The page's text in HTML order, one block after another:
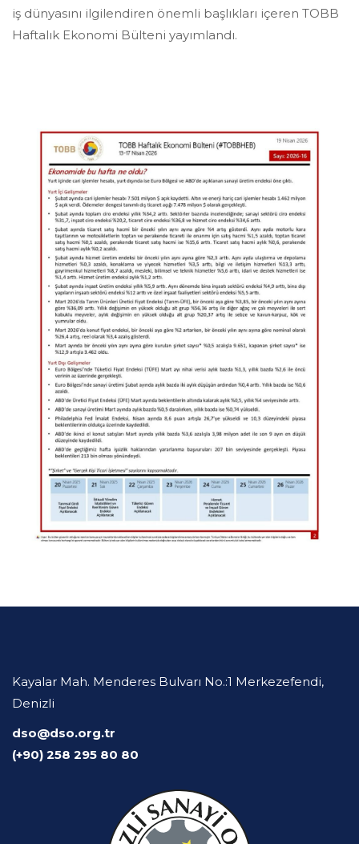
iş dünyasını ilgilendiren önemli başlıkları içeren TOBB
Haftalık Ekonomi Bülteni yayımlandı.
Kayalar Mah. Menderes Bulvarı No.:1 Merkezefendi,
Denizli
dso@dso.org.tr
(+90) 258 295 80 80